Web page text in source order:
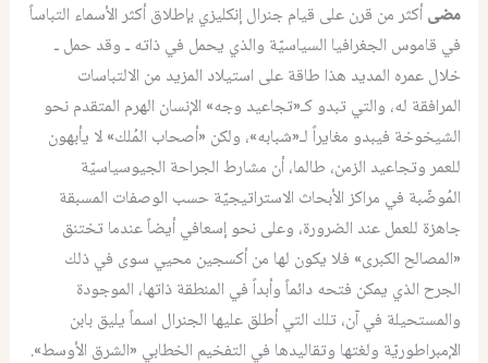
مضىأكثر من قرن على قيام جنرال إنكليزي بإطلاق أكثر الأسماء التباساً
في قاموس الجغرافيا السياسيّة والذي يحمل في ذاته ـ وقد حمل ـ
خلال عمره المديد هذا طاقة على استيلاد المزيد من الالتباسات
المرافقة له، والتي تبدو كـ«تجاعيد وجه» الإنسان الهرم المتقدم نحو
الشيخوخة فيبدو مغايراً لـ«شبابه»، ولكن «أصحاب المُلك» لا يأبهون
للعمر وتجاعيد الزمن، طالما، أن مشارط الجراحة الجيوسياسيّة
المُوضّبة في مراكز الأبحاث الاستراتيجيّة حسب الوصفات المسبقة
جاهزة للعمل عند الضرورة، وعلى نحو إسعافي أيضاً عندما تختنق
«المصالح الكبرى» فلا يكون لها من أكسجين محيي سوى في ذلك
الجرح الذي يمكن فتحه دائماً وأبداً في المنطقة ذاتها، الموجودة
والمستحيلة في آن، تلك التي أطلق عليها الجنرال اسماً يليق بابن
الإمبراطوريّة ولغتها وتقاليدها في التفخيم الخطابي «الشرق الأوسط».